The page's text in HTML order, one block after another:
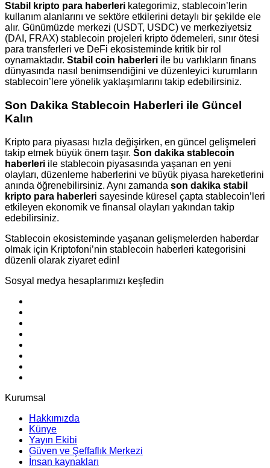
Stabil kripto para haberleri kategorimiz, stablecoin’lerin
kullanım alanlarını ve sektöre etkilerini detaylı bir şekilde ele
alır. Günümüzde merkezi (USDT, USDC) ve merkeziyetsiz
(DAI, FRAX) stablecoin projeleri kripto ödemeleri, sınır ötesi
para transferleri ve DeFi ekosisteminde kritik bir rol
oynamaktadır. Stabil coin haberleri ile bu varlıkların finans
dünyasında nasıl benimsendiğini ve düzenleyici kurumların
stablecoin’lere yönelik yaklaşımlarını takip edebilirsiniz.
Son Dakika Stablecoin Haberleri ile Güncel
Kalın
Kripto para piyasası hızla değişirken, en güncel gelişmeleri
takip etmek büyük önem taşır. Son dakika stablecoin
haberleri ile stablecoin piyasasında yaşanan en yeni
olayları, düzenleme haberlerini ve büyük piyasa hareketlerini
anında öğrenebilirsiniz. Aynı zamanda son dakika stabil
kripto para haberleri sayesinde küresel çapta stablecoin’leri
etkileyen ekonomik ve finansal olayları yakından takip
edebilirsiniz.
Stablecoin ekosisteminde yaşanan gelişmelerden haberdar
olmak için Kriptofoni’nin stablecoin haberleri kategorisini
düzenli olarak ziyaret edin!
Sosyal medya hesaplarımızı keşfedin
Kurumsal
Hakkımızda
Künye
Yayın Ekibi
Güven ve Şeffaflık Merkezi
İnsan kaynakları